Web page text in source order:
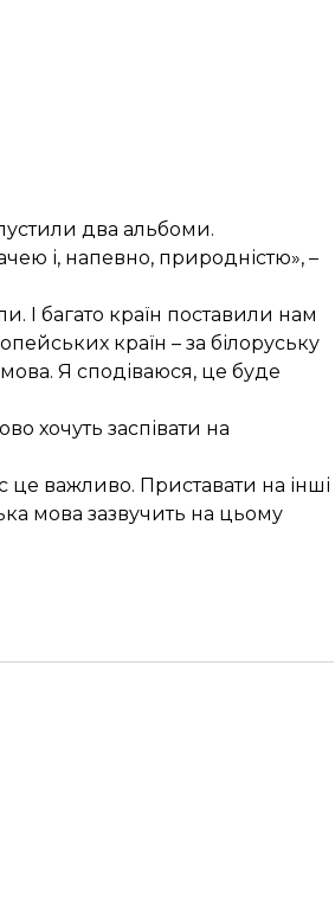
два альбоми.
і, напевно, природністю», –
І багато країн поставили нам
країн – за білоруську
Я сподіваюся, це буде
хочуть заспівати на
важливо. Приставати на інші
мова зазвучить на цьому